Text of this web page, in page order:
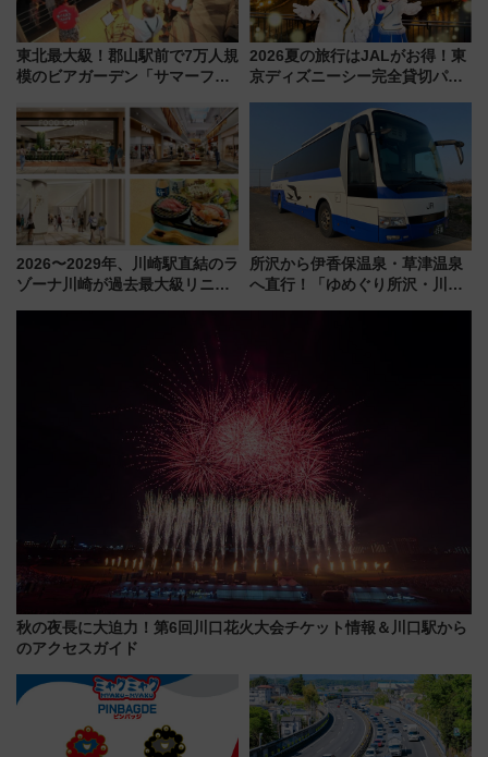
東北最大級！郡山駅前で7万人規
模のビアガーデン「サマーフェ
7/24-26開催！ 有料席はJRE
MALLで予約可能
2026夏の旅行はJALがお得！東
京ディズニーシー完全貸切パー
ーン始まる 条件は「夏の国内
線に2回搭乗」
2026〜2029年、川崎駅直結のラ
ゾーナ川崎が過去最大級リニュ
所沢から伊香保温泉・草津温泉
へ直行！「ゆめぐり所沢・川越
秋の夜長に大迫力！第6回川口花火大会チケット情報＆川口駅から
のアクセスガイド